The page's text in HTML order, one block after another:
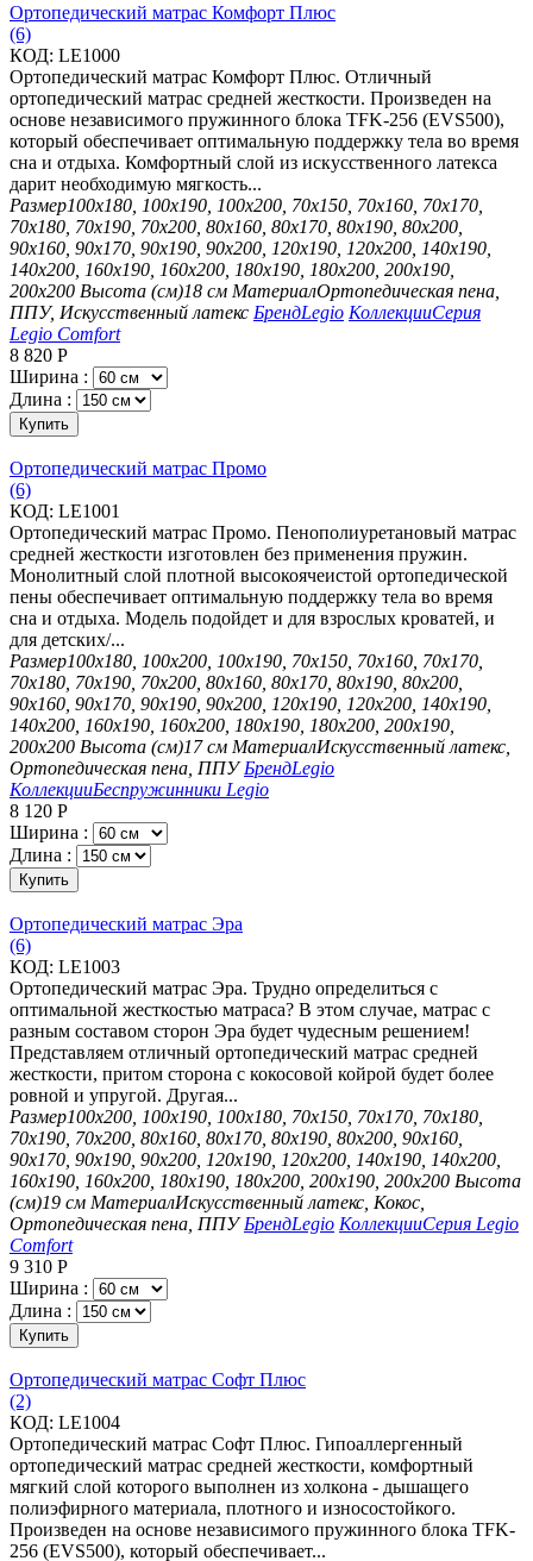
Ортопедический матрас Комфорт Плюс
(6)
КОД: LE1000
Ортопедический матрас Комфорт Плюс. Отличный
ортопедический матрас средней жесткости. Произведен на
основе независимого пружинного блока TFK-256 (EVS500),
который обеспечивает оптимальную поддержку тела во время
сна и отдыха. Комфортный слой из искусственного латекса
дарит необходимую мягкость...
Размер100х180, 100х190, 100х200, 70х150, 70х160, 70х170,
70х180, 70х190, 70х200, 80х160, 80х170, 80х190, 80х200,
90х160, 90х170, 90х190, 90х200, 120х190, 120х200, 140х190,
140х200, 160х190, 160х200, 180х190, 180х200, 200х190,
200х200 Высота (см)18 см МатериалОртопедическая пена,
ППУ, Искусственный латекс БрендLegio КоллекцииСерия
Legio Comfort
8 820 Р
Ширина :
Длина :
Купить
Ортопедический матрас Промо
(6)
КОД: LE1001
Ортопедический матрас Промо. Пенополиуретановый матрас
средней жесткости изготовлен без применения пружин.
Монолитный слой плотной высокоячеистой ортопедической
пены обеспечивает оптимальную поддержку тела во время
сна и отдыха. Модель подойдет и для взрослых кроватей, и
для детских/...
Размер100х180, 100х200, 100х190, 70х150, 70х160, 70х170,
70х180, 70х190, 70х200, 80х160, 80х170, 80х190, 80х200,
90х160, 90х170, 90х190, 90х200, 120х190, 120х200, 140х190,
140х200, 160х190, 160х200, 180х190, 180х200, 200х190,
200х200 Высота (см)17 см МатериалИскусственный латекс,
Ортопедическая пена, ППУ БрендLegio
КоллекцииБеспружинники Legio
8 120 Р
Ширина :
Длина :
Купить
Ортопедический матрас Эра
(6)
КОД: LE1003
Ортопедический матрас Эра. Трудно определиться с
оптимальной жесткостью матраса? В этом случае, матрас с
разным составом сторон Эра будет чудесным решением!
Представляем отличный ортопедический матрас средней
жесткости, притом сторона с кокосовой койрой будет более
ровной и упругой. Другая...
Размер100х200, 100х190, 100х180, 70х150, 70х170, 70х180,
70х190, 70х200, 80х160, 80х170, 80х190, 80х200, 90х160,
90х170, 90х190, 90х200, 120х190, 120х200, 140х190, 140х200,
160х190, 160х200, 180х190, 180х200, 200х190, 200х200 Высота
(см)19 см МатериалИскусственный латекс, Кокос,
Ортопедическая пена, ППУ БрендLegio КоллекцииСерия Legio
Comfort
9 310 Р
Ширина :
Длина :
Купить
Ортопедический матрас Софт Плюс
(2)
КОД: LE1004
Ортопедический матрас Софт Плюс. Гипоаллергенный
ортопедический матрас средней жесткости, комфортный
мягкий слой которого выполнен из холкона - дышащего
полиэфирного материала, плотного и износостойкого.
Произведен на основе независимого пружинного блока TFK-
256 (EVS500), который обеспечивает...